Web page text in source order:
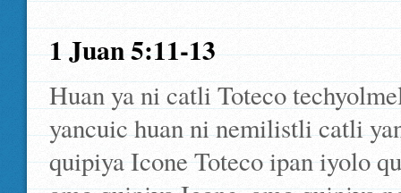
1 Juan 5:11-13
Huan ya ni catli Toteco
yancuic huan ni nemilistli catli
quipiya Icone Toteco ipan iyolo